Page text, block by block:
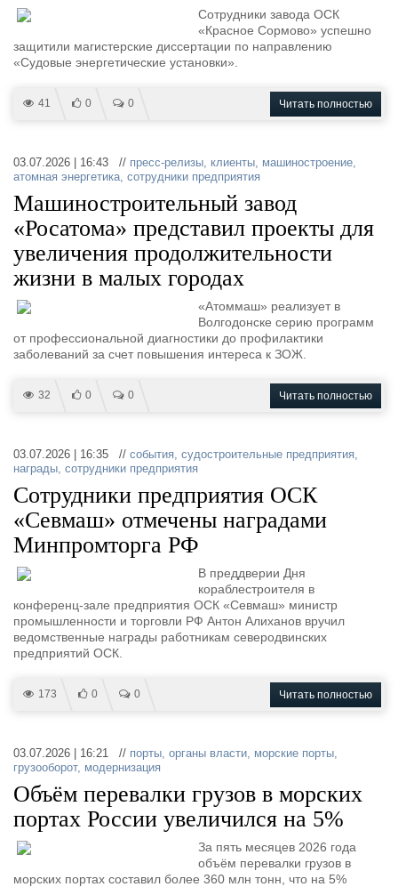
Сотрудники завода ОСК
«Красное Сормово» успешно
защитили магистерские диссертации по направлению
«Судовые энергетические установки».
41 0 0 Читать полностью
03.07.2026 | 16:43 // пресс-релизы, клиенты, машиностроение,
атомная энергетика, сотрудники предприятия
Машиностроительный завод
«Росатома» представил проекты для
увеличения продолжительности
жизни в малых городах
«Атоммаш» реализует в
Волгодонске серию программ
от профессиональной диагностики до профилактики
заболеваний за счет повышения интереса к ЗОЖ.
32 0 0 Читать полностью
03.07.2026 | 16:35 // события, судостроительные предприятия,
награды, сотрудники предприятия
Сотрудники предприятия ОСК
«Севмаш» отмечены наградами
Минпромторга РФ
В преддверии Дня
кораблестроителя в
конференц-зале предприятия ОСК «Севмаш» министр
промышленности и торговли РФ Антон Алиханов вручил
ведомственные награды работникам северодвинских
предприятий ОСК.
173 0 0 Читать полностью
03.07.2026 | 16:21 // порты, органы власти, морские порты,
грузооборот, модернизация
Объём перевалки грузов в морских
портах России увеличился на 5%
За пять месяцев 2026 года
объём перевалки грузов в
морских портах составил более 360 млн тонн, что на 5%